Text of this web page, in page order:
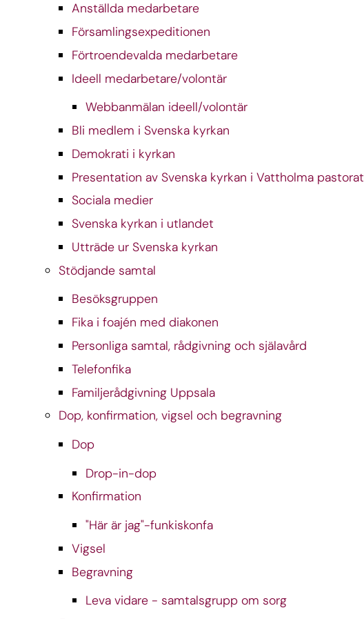
Anställda medarbetare
Församlingsexpeditionen
Förtroendevalda medarbetare
Ideell medarbetare/volontär
Webbanmälan ideell/volontär
Bli medlem i Svenska kyrkan
Demokrati i kyrkan
Presentation av Svenska kyrkan i Vattholma pastorat
Sociala medier
Svenska kyrkan i utlandet
Utträde ur Svenska kyrkan
Stödjande samtal
Besöksgruppen
Fika i foajén med diakonen
Personliga samtal, rådgivning och själavård
Telefonfika
Familjerådgivning Uppsala
Dop, konfirmation, vigsel och begravning
Dop
Drop-in-dop
Konfirmation
"Här är jag"-funkiskonfa
Vigsel
Begravning
Leva vidare - samtalsgrupp om sorg